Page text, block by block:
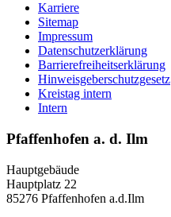
Karriere
Sitemap
Impressum
Datenschutzerklärung
Barrierefreiheitserklärung
Hinweisgeberschutzgesetz
Kreistag intern
Intern
Pfaffenhofen a. d. Ilm
Hauptgebäude
Hauptplatz 22
85276 Pfaffenhofen a.d.Ilm